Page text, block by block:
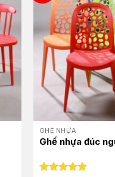
GHẾ NHỰA
Ghế nhựa đúc